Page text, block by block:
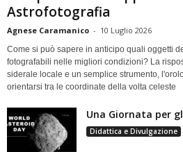
Astrofotografia
Agnese Caramanico - 10 Luglio 2026
Come si può sapere in anticipo quali oggetti
fotografabili nelle migliori condizioni? La
siderale locale e un semplice strumento,
orientarsi tra le coordinate della volta celeste
Una Giornata per
Didattica e Divulgazione